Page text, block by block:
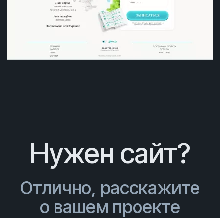
Нужен сайт?
Отлично, расскажите
о вашем проекте